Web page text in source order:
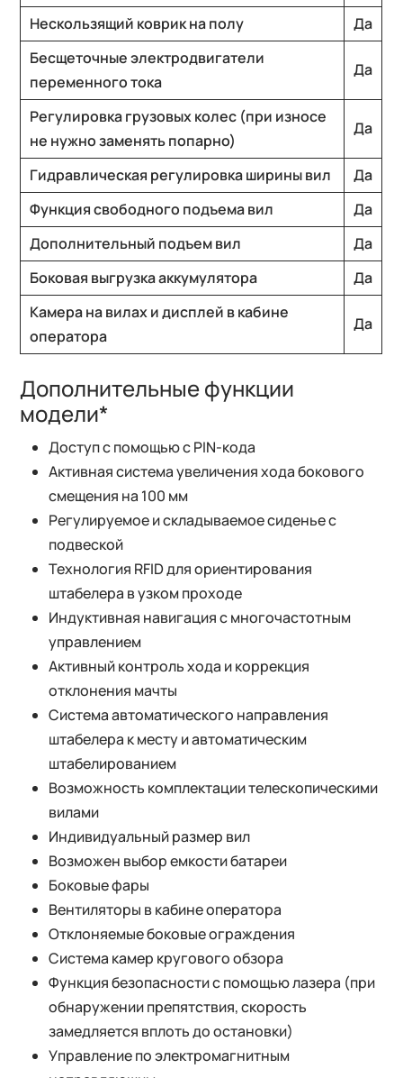
Нескользящий коврик на полу
Да
Бесщеточные электродвигатели
переменного тока
Да
Регулировка грузовых колес (при износе
не нужно заменять попарно)
Да
Гидравлическая регулировка ширины вил
Да
Функция свободного подъема вил
Да
Дополнительный подъем вил
Да
Боковая выгрузка аккумулятора
Да
Камера на вилах и дисплей в кабине
оператора
Да
Дополнительные функции
модели*
Доступ с помощью с PIN-кода
Активная система увеличения хода бокового
смещения на 100 мм
Регулируемое и складываемое сиденье с
подвеской
Технология RFID для ориентирования
штабелера в узком проходе
Индуктивная навигация с многочастотным
управлением
Активный контроль хода и коррекция
отклонения мачты
Система автоматического направления
штабелера к месту и автоматическим
штабелированием
Возможность комплектации телескопическими
вилами
Индивидуальный размер вил
Возможен выбор емкости батареи
Боковые фары
Вентиляторы в кабине оператора
Отклоняемые боковые ограждения
Система камер кругового обзора
Функция безопасности с помощью лазера (при
обнаружении препятствия, скорость
замедляется вплоть до остановки)
Управление по электромагнитным